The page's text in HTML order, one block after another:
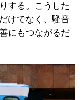
する。こうした
けでなく、騒音
にもつながるだ